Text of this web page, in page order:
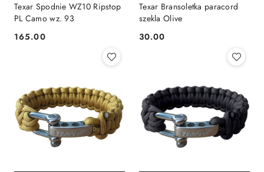
Texar Spodnie WZ10 Ripstop
PL Camo wz. 93
Cena:
165.00
Texar Bransoletka paracord
szekla Olive
Cena:
30.00